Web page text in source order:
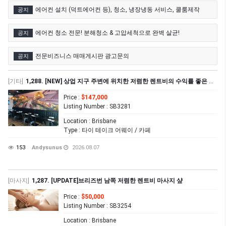
공지 에어컨 설치 (덕트에어컨 등), 청소, 냉장냉동 서비스, 쿨룸제작
공지 에어컨 청소 전문! 분해청소 & 고압세척으로 완벽 살균!
공지 전문비즈니스 매매게시판 광고문의
[기타] 1,288. [NEW] 상업 지구 주변에 위치한 저렴한 렌트비의 수익률 좋은 타이 테이크 어웨이 샾 매매
Price : $147,000
Listing Number : SB3281
Location : Brisbane
Type : 타이 테이크 어웨이 / 카페
153 Andysunus 2026.08.07
[마사지] 1,287. [UPDATE]브리즈번 남쪽 저렴한 렌트비 마사지 샾
Price : $50,000
Listing Number : SB3254
Location : Brisbane